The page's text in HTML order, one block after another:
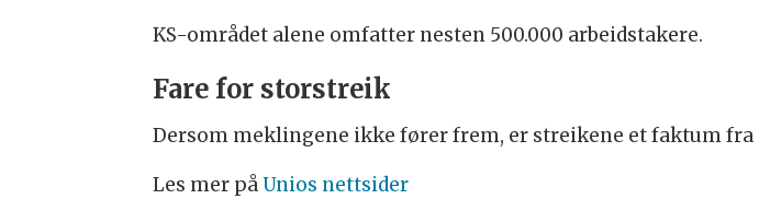
KS-området alene omfatter nesten 500.000 arbeidstakere.
Fare for storstreik
Dersom meklingene ikke fører frem, er streikene et faktum fra
Les mer påUnios nettsider